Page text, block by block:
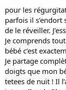
l'horizontale car
très faim ou les 2...
Et le troisième fois
pense que c'était
Ces tests
mon ref, et dû
s'agaçait plus au
encore repris
On devrait
pour les
parfois il
de le réveiller.
Je comprends
bébé c’est
Je partage
doigts que mon
tetees de nuit ! Il